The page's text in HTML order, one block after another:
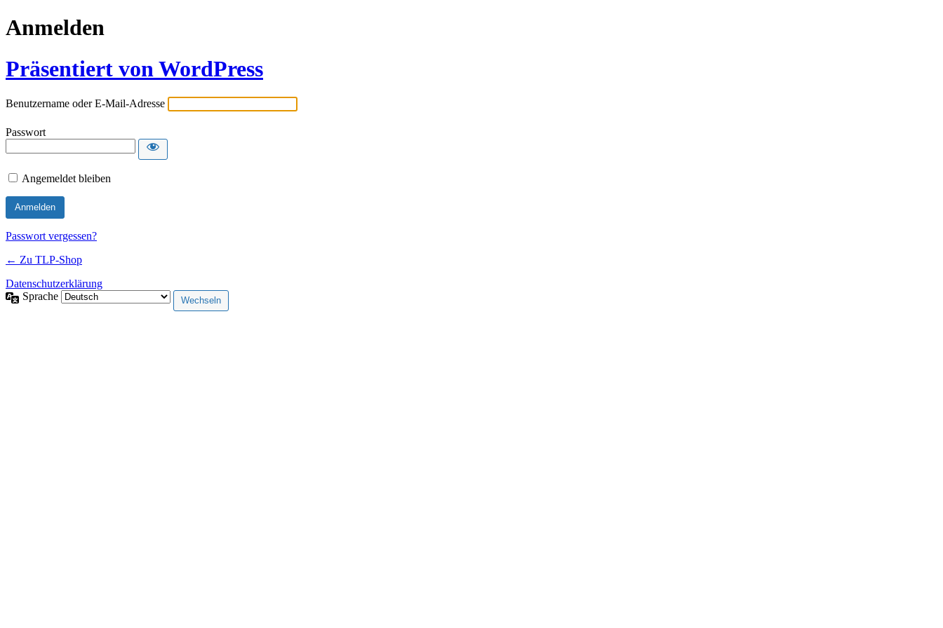
Anmelden
Präsentiert von WordPress
Benutzername oder E-Mail-Adresse
Passwort
Angemeldet bleiben
Passwort vergessen?
← Zu TLP-Shop
Datenschutzerklärung
Sprache